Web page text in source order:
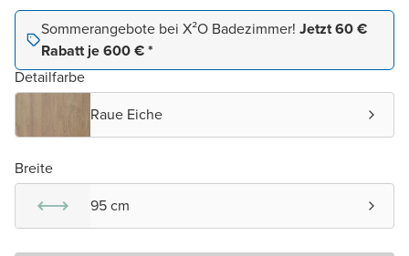
Sommerangebote bei X²O Badezimmer! Jetzt 60 €
Rabatt je 600 € *
Detailfarbe
Raue Eiche
Breite
95 cm